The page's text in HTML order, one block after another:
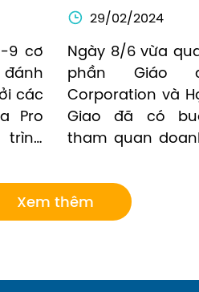
9 cơ
các
Pro
trình
nhé!
VIỆN NGOẠI
29/02/2024
Ngày 8/6 vừa
phần Giáo
Corporation và
Giao đã có
tham quan
Thị Hải Yến –
viên năm nhất,
sinh viên tham
Xem thêm